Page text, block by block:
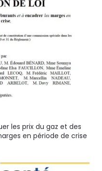
les prix du gaz et des
en période de crise